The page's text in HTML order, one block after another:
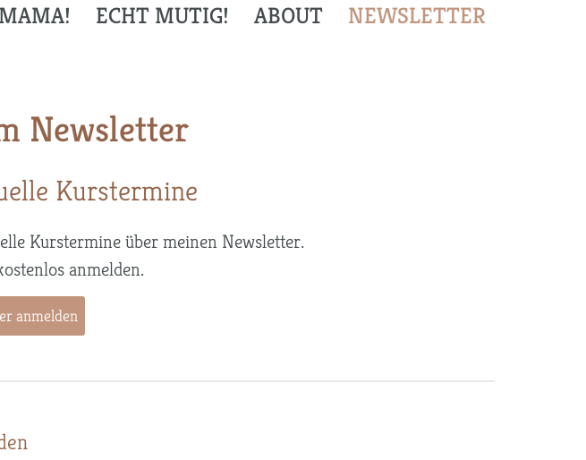
ECHT MUTIG! ABOUT NEWSLETTER
Newsletter
Kurstermine
Kurstermine über meinen Newsletter.
anmelden.
anmelden